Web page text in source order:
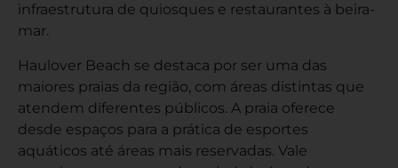
infraestrutura de quiosques e restaurantes à beira-
mar.
Haulover Beach se destaca por ser uma das
maiores praias da região, com áreas distintas que
atendem diferentes públicos. A praia oferece
desde espaços para a prática de esportes
aquáticos até áreas mais reservadas. Vale